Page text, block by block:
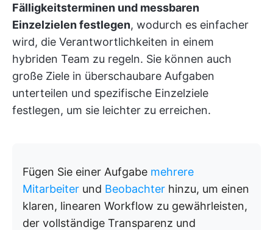
Fälligkeitsterminen und messbaren
Einzelzielen festlegen, wodurch es einfacher
wird, die Verantwortlichkeiten in einem
hybriden Team zu regeln. Sie können auch
große Ziele in überschaubare Aufgaben
unterteilen und spezifische Einzelziele
festlegen, um sie leichter zu erreichen.
Fügen Sie einer Aufgabe mehrere
Mitarbeiter und Beobachter hinzu, um einen
klaren, linearen Workflow zu gewährleisten,
der vollständige Transparenz und